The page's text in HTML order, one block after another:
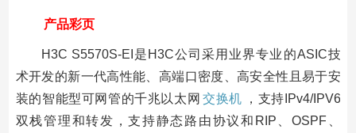
产品彩页
H3C S5570S-EI是H3C公司采用业界专业的ASIC技
术开发的新一代高性能、高端口密度、高安全性且易于安
装的智能型可网管的千兆以太网 交换机
，支持IPv4/IPV6
双栈管理和转发，支持静态路由协议和RIP、OSPF、